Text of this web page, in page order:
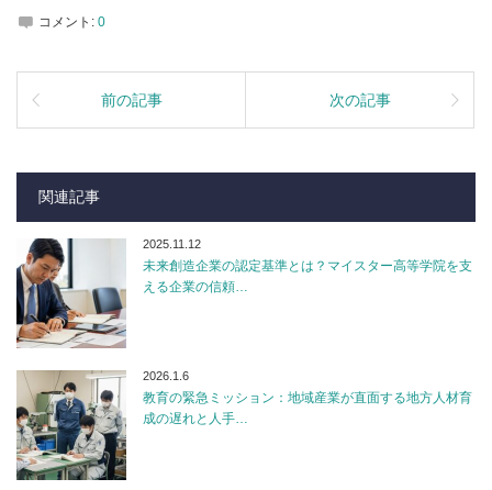
コメント: 0
前の記事 次の記事
関連記事
2025.11.12
未来創造企業の認定基準とは？マイスター高等学院を支
える企業の信頼…
2026.1.6
教育の緊急ミッション：地域産業が直面する地方人材育
成の遅れと人手…